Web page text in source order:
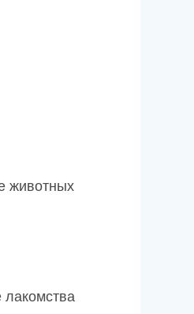
животных
лакомства